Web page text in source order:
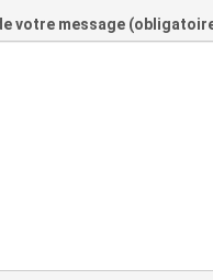
votre message